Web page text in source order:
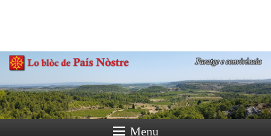
Paratge e Convivència
Menu